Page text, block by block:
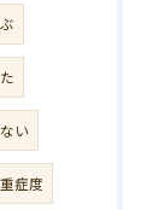
い
重症度